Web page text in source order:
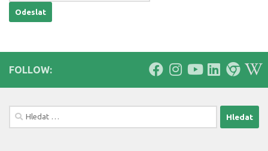
FOLLOW:
Vyhledávání